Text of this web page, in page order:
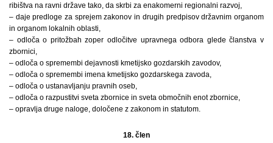
ribištva na ravni države tako, da skrbi za enakomerni regionalni razvoj,
– daje predloge za sprejem zakonov in drugih predpisov državnim organom
in organom lokalnih oblasti,
– odloča o pritožbah zoper odločitve upravnega odbora glede članstva v
zbornici,
– odloča o spremembi dejavnosti kmetijsko gozdarskih zavodov,
– odloča o spremembi imena kmetijsko gozdarskega zavoda,
– odloča o ustanavljanju pravnih oseb,
– odloča o razpustitvi sveta zbornice in sveta območnih enot zbornice,
– opravlja druge naloge, določene z zakonom in statutom.
18. člen